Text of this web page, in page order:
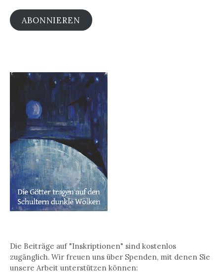
ABONNIEREN
Die Beiträge auf "Inskriptionen" sind kostenlos
zugänglich. Wir freuen uns über Spenden, mit denen Sie
unsere Arbeit unterstützen können: